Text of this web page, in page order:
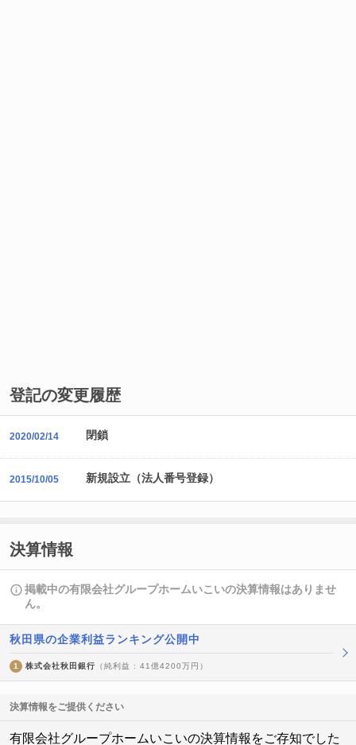
登記の変更履歴
2020/02/14 閉鎖
2015/10/05 新規設立（法人番号登録）
決算情報
掲載中の有限会社グループホームいこいの決算情報はありませ
ん。
秋田県の企業利益ランキング公開中
1 株式会社秋田銀行 （純利益 : 41億4200万円）
決算情報をご提供ください
有限会社グループホームいこいの決算情報をご存知でした